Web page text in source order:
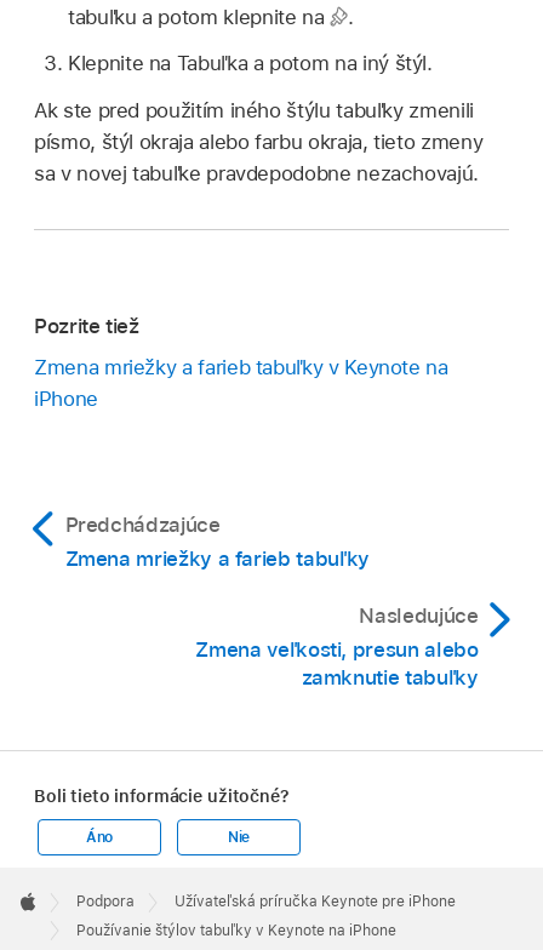
tabuľku a potom klepnite na
.
Klepnite na Tabuľka a potom na iný štýl.
Ak ste pred použitím iného štýlu tabuľky zmenili
písmo, štýl okraja alebo farbu okraja, tieto zmeny
sa v novej tabuľke pravdepodobne nezachovajú.
Pozrite tiež
Zmena mriežky a farieb tabuľky v Keynote na
iPhone
Predchádzajúce
Zmena mriežky a farieb tabuľky
Nasledujúce
Zmena veľkosti, presun alebo
zamknutie tabuľky
Boli tieto informácie užitočné?
Áno Nie
Footer

Apple
Podpora
Užívateľská príručka Keynote pre iPhone
Používanie štýlov tabuľky v Keynote na iPhone